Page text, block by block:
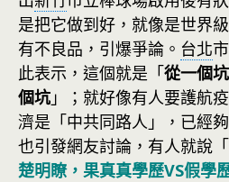
是把它做到好，就像是世界
有不良品，引爆爭論。 台北
此表示，這個就是「從一個
個坑 」；就好像有人要護航
濟是「中共同路人」，已經
也引發網友討論，有人就說「
楚明瞭，果真真學歷VS假學